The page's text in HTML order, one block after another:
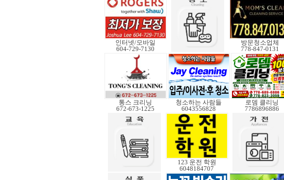
인터넷/모바일
604-729-7130
방문청소업체
778-847-0131
통스 크리닝
672-673-1225
청소하는 사람들
6043556828
로뎀 클리닝
7786896886
123 운전 학원
6048184707